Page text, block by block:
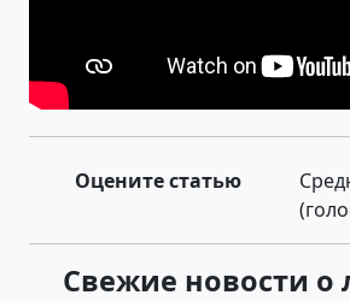
Оцените статью
Свежие новости о